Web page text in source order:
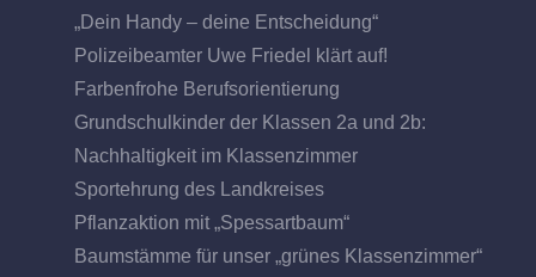
„Dein Handy – deine Entscheidung“
Polizeibeamter Uwe Friedel klärt auf!
Farbenfrohe Berufsorientierung
Grundschulkinder der Klassen 2a und 2b:
Nachhaltigkeit im Klassenzimmer
Sportehrung des Landkreises
Pflanzaktion mit „Spessartbaum“
Baumstämme für unser „grünes Klassenzimmer“